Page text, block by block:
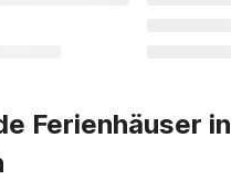
Ferienhäuser in